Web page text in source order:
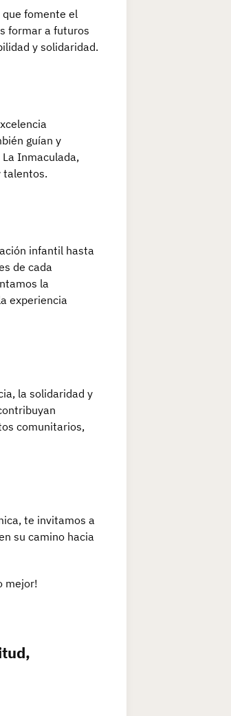
que fomente el
formar a futuros
y solidaridad.
guían y
Inmaculada,
talentos.
infantil hasta
de cada
la
experiencia
la solidaridad y
comunitarios,
te invitamos a
su camino hacia
mejor!